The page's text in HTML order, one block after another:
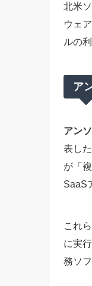
北米
ウェ
ルの
ア
アン
表し
が「
SaaS
これ
に実
務ソ